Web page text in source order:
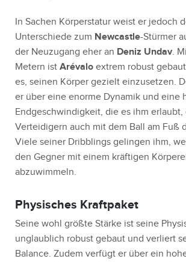
In Sachen Körperstatur weist er jedoch
Unterschiede zum Newcastle-Stürmer
der Neuzugang eher an Deniz Undav.
Metern ist Arévalo extrem robust
es, seinen Körper gezielt einzusetzen.
er über eine enorme Dynamik und eine
Endgeschwindigkeit, die es ihm erlaubt,
Verteidigern auch mit dem Ball am Fuß
Viele seiner Dribblings gelingen ihm,
den Gegner mit einem kräftigen
abzuwimmeln.
Physisches Kraftpaket
Seine wohl größte Stärke ist seine
unglaublich robust gebaut und verliert
Balance. Zudem verfügt er über ein